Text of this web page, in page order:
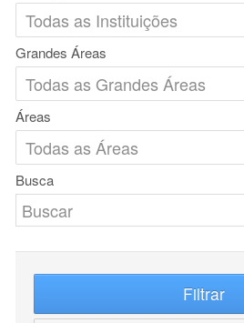
Grandes Áreas
Áreas
Busca
Filtrar